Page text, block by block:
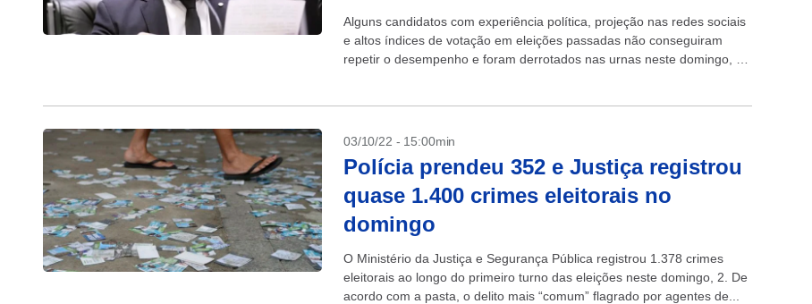
Alguns candidatos com experiência política, projeção nas redes sociais
e altos índices de votação em eleições passadas não conseguiram
repetir o desempenho e foram derrotados nas urnas neste domingo, 2.
03/10/22 - 15:00min
Polícia prendeu 352 e Justiça registrou
quase 1.400 crimes eleitorais no
domingo
O Ministério da Justiça e Segurança Pública registrou 1.378 crimes
eleitorais ao longo do primeiro turno das eleições neste domingo, 2. De
acordo com a pasta, o delito mais “comum” flagrado por agentes de...